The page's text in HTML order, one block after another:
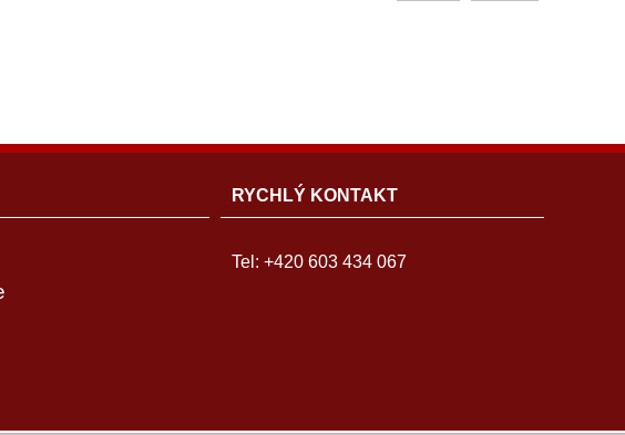
RYCHLÝ KONTAKT
Tel: +420 603 434 067